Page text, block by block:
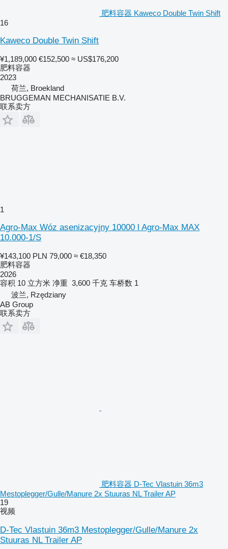
肥料容器 Kaweco Double Twin Shift
16
Kaweco Double Twin Shift
¥1,189,000 €152,500 ≈ US$176,200
肥料容器
2023
荷兰, Broekland
BRUGGEMAN MECHANISATIE B.V.
联系卖方
1
Agro-Max Wóz asenizacyjny 10000 l Agro-Max MAX
10.000-1/S
¥143,100 PLN 79,000 ≈ €18,350
肥料容器
2026
容积 10 立方米 净重 3,600 千克 车桥数 1
波兰, Rzędziany
AB Group
联系卖方
肥料容器 D-Tec Vlastuin 36m3
Mestoplegger/Gulle/Manure 2x Stuuras NL Trailer AP
19
视频
D-Tec Vlastuin 36m3 Mestoplegger/Gulle/Manure 2x
Stuuras NL Trailer AP